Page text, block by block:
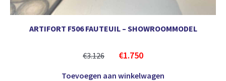
ARTIFORT F506 FAUTEUIL – SHOWROOMMODEL
€3.126 €1.750
Toevoegen aan winkelwagen